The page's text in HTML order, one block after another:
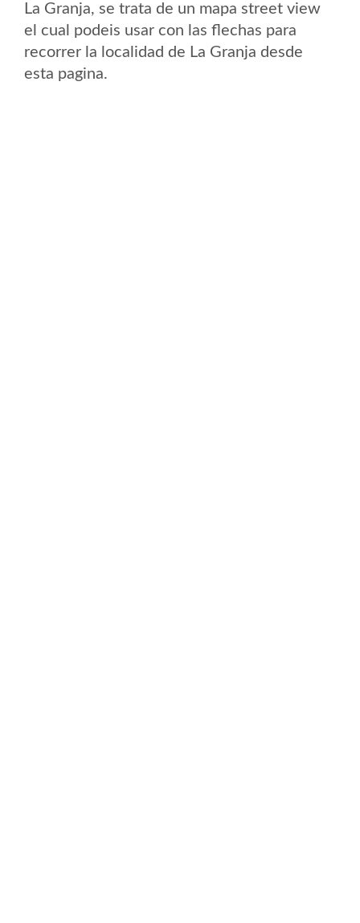
La Granja, se trata de un mapa street view
el cual podeis usar con las flechas para
recorrer la localidad de La Granja desde
esta pagina.